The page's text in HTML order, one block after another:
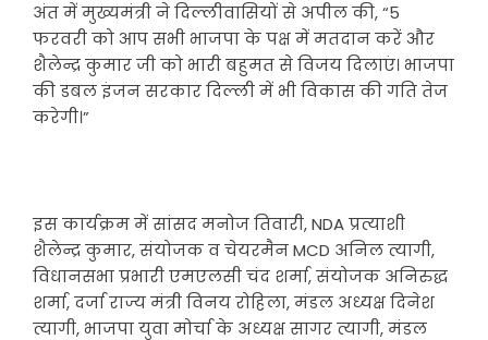
अंत में मुख्यमंत्री ने दिल्लीवासियों से अपील की, “5
फरवरी को आप सभी भाजपा के पक्ष में मतदान करें और
शैलेन्द्र कुमार जी को भारी बहुमत से विजय दिलाएं। भाजपा
की डबल इंजन सरकार दिल्ली में भी विकास की गति तेज
करेगी।”
इस कार्यक्रम में सांसद मनोज तिवारी, NDA प्रत्याशी
शैलेन्द्र कुमार, संयोजक व चेयरमैन MCD अनिल त्यागी,
विधानसभा प्रभारी एमएलसी चंद शर्मा, संयोजक अनिरुद्ध
शर्मा, दर्जा राज्य मंत्री विनय रोहिला, मंडल अध्यक्ष दिनेश
त्यागी, भाजपा युवा मोर्चा के अध्यक्ष सागर त्यागी, मंडल